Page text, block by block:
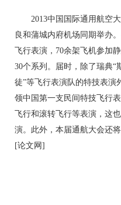
2013中国国际通用航空大
良和蒲城内府机场同期举办
飞行表演，70余架飞机参加
30个系列。届时，除了瑞典“
徒”等飞行表演队的特技表演
领中国第一支民间特技飞行
飞行和滚转飞行等表演，这
演。此外，本届通航大会还
[论文网]